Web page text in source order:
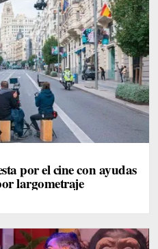
por el cine con ayudas
largometraje